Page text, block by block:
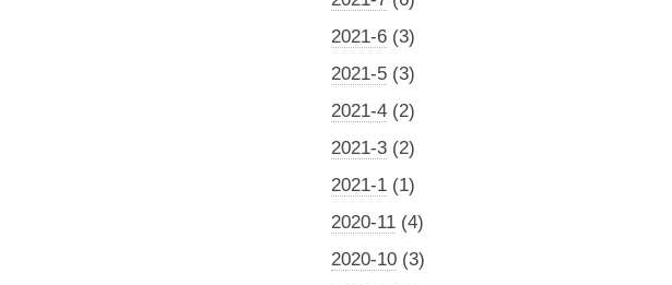
2021-6 (3)
2021-5 (3)
2021-4 (2)
2021-3 (2)
2021-1 (1)
2020-11 (4)
2020-10 (3)